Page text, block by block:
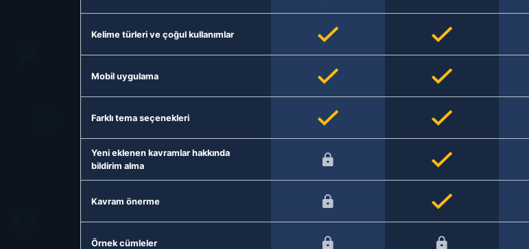
Kelime türleri ve çoğul kullanımlar
Mobil uygulama
Farklı tema seçenekleri
Yeni eklenen kavramlar hakkında
bildirim alma
Kavram önerme
Örnek cümleler